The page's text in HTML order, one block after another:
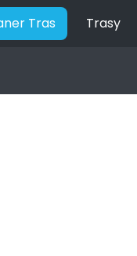
Tras Trasy